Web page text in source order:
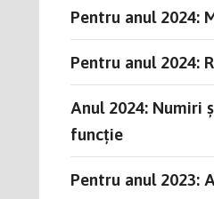
Pentru anul 2024:
Pentru anul 2024:
Anul 2024: Numiri
funcție
Pentru anul 2023: